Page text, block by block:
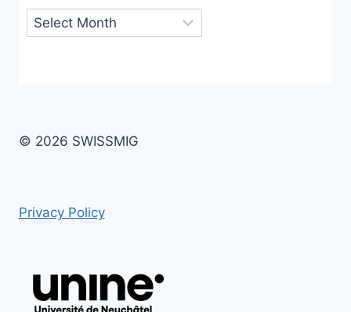
Archives
© 2026 SWISSMIG
Privacy Policy